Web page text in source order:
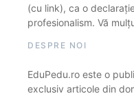
(cu link), ca o
profesionalism. Vă
DESPRE NOI
EduPedu.ro este o
exclusiv articole din